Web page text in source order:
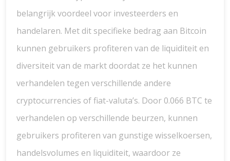
belangrijk voordeel voor investeerders en
handelaren. Met dit specifieke bedrag aan Bitcoin
kunnen gebruikers profiteren van de liquiditeit en
diversiteit van de markt doordat ze het kunnen
verhandelen tegen verschillende andere
cryptocurrencies of fiat-valuta’s. Door 0.066 BTC te
verhandelen op verschillende beurzen, kunnen
gebruikers profiteren van gunstige wisselkoersen,
handelsvolumes en liquiditeit, waardoor ze